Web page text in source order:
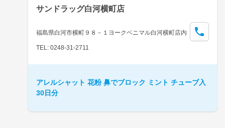
サンドラッグ白河横町店
福島県白河市横町９８－１ヨークベニマル白河横町店内
TEL: 0248-31-2711
アレルシャット 花粉 鼻でブロック ミント チューブ入
30日分